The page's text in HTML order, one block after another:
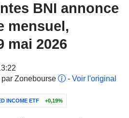
BNI annonce
mensuel,
mai 2026
Zonebourse
- Voir l'original
INCOME ETF +0,19%